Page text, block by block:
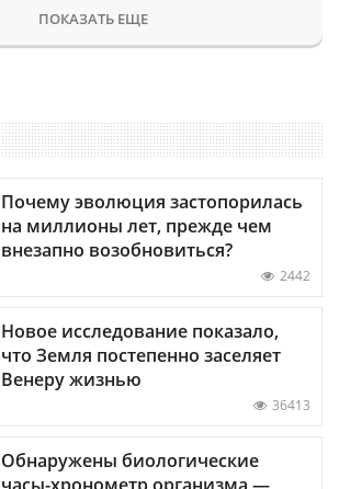
ПОКАЗАТЬ ЕЩЕ
Почему эволюция застопорилась
на миллионы лет, прежде чем
внезапно возобновиться?
2442
Новое исследование показало,
что Земля постепенно заселяет
Венеру жизнью
36413
Обнаружены биологические